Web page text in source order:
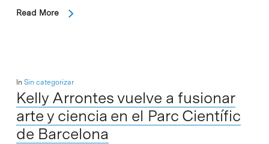
Read More
In Sin categorizar
Kelly Arrontes vuelve a fusionar
arte y ciencia en el Parc Científic
de Barcelona